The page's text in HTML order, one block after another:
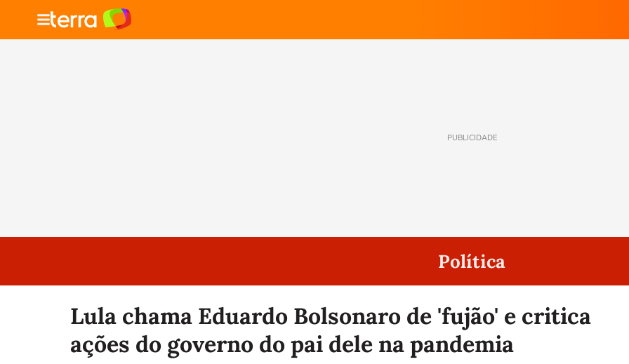
PUBLICIDADE
Política
Lula chama Eduardo Bolsonaro de 'fujão' e critica
ações do governo do pai dele na pandemia